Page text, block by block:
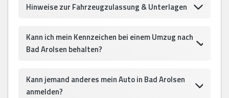
Hinweise zur Fahrzeugzulassung & Unterlagen
Kann ich mein Kennzeichen bei einem Umzug nach
Bad Arolsen behalten?
Kann jemand anderes mein Auto in Bad Arolsen
anmelden?